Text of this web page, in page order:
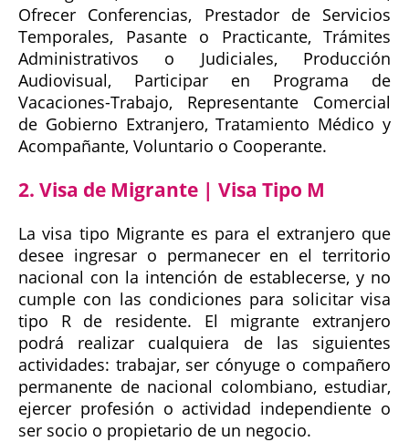
Ofrecer Conferencias, Prestador de Servicios
Temporales, Pasante o Practicante, Trámites
Administrativos o Judiciales, Producción
Audiovisual, Participar en Programa de
Vacaciones-Trabajo, Representante Comercial
de Gobierno Extranjero, Tratamiento Médico y
Acompañante, Voluntario o Cooperante.
2. Visa de Migrante | Visa Tipo M
La visa tipo Migrante es para el extranjero que
desee ingresar o permanecer en el territorio
nacional con la intención de establecerse, y no
cumple con las condiciones para solicitar visa
tipo R de residente. El migrante extranjero
podrá realizar cualquiera de las siguientes
actividades: trabajar, ser cónyuge o compañero
permanente de nacional colombiano, estudiar,
ejercer profesión o actividad independiente o
ser socio o propietario de un negocio.